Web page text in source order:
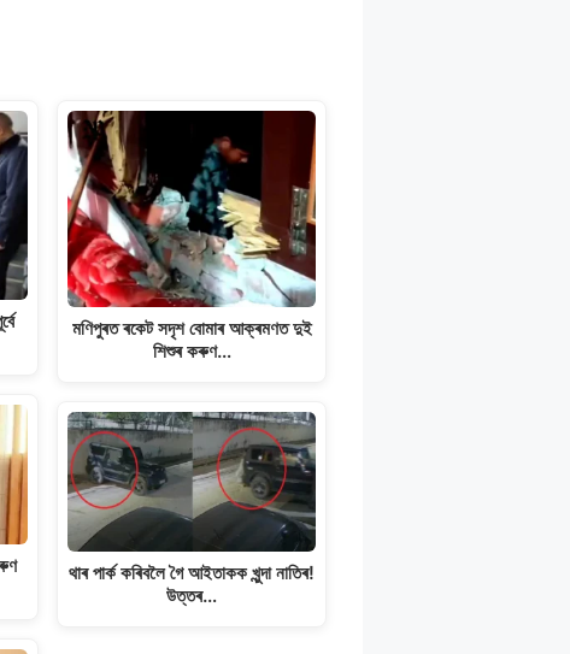
মণিপুৰত ৰকেট সদৃশ বোমাৰ আক্ৰমণত দুই
শিশুৰ কৰুণ…
থাৰ পাৰ্ক কৰিবলৈ গৈ আইতাকক খুন্দা নাতিৰ!
উত্তৰ…